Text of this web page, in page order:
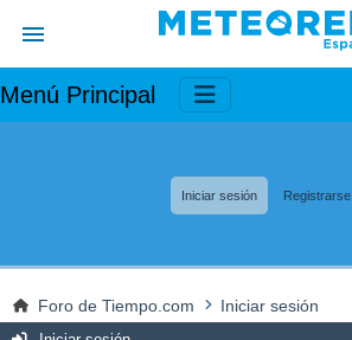
Menú Principal
Iniciar sesión Registrarse
Foro de Tiempo.com Iniciar sesión